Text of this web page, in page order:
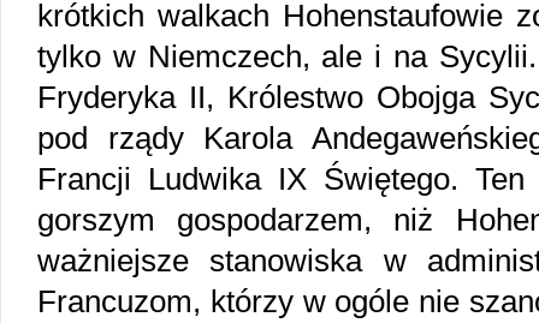
krótkich walkach Hohenstaufowie
tylko w Niemczech, ale i na
Fryderyka II, Królestwo Obojga
pod rządy Karola
Francji Ludwika IX Świętego.
gorszym gospodarzem, niż
ważniejsze stanowiska w
Francuzom, którzy w ogóle nie